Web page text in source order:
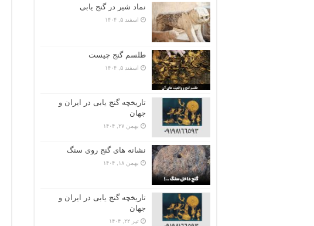
نماد شیر در گنج یابی
اسفند ۵, ۱۴۰۴
طلسم گنج چیست
اسفند ۵, ۱۴۰۴
تاریخچه گنج‌ یابی در ایران و
جهان
بهمن ۲۷, ۱۴۰۴
نشانه های گنج روی سنگ
بهمن ۱۸, ۱۴۰۴
تاریخچه گنج‌ یابی در ایران و
جهان
تیر ۲۲, ۱۴۰۴